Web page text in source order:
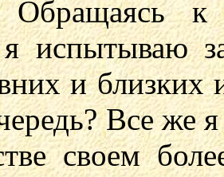
Обращаясь
испытываю
и близких
Все же
своем